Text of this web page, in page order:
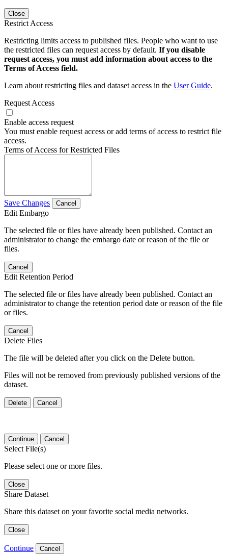
Close
Restrict Access
Restricting limits access to published files. People who want to use
the restricted files can request access by default. If you disable
request access, you must add information about access to the
Terms of Access field.
Learn about restricting files and dataset access in the User Guide.
Request Access
Enable access request
You must enable request access or add terms of access to restrict file
access.
Terms of Access for Restricted Files
Save Changes Cancel
Edit Embargo
The selected file or files have already been published. Contact an
administrator to change the embargo date or reason of the file or
files.
Cancel
Edit Retention Period
The selected file or files have already been published. Contact an
administrator to change the retention period date or reason of the file
or files.
Cancel
Delete Files
The file will be deleted after you click on the Delete button.
Files will not be removed from previously published versions of the
dataset.
Delete Cancel
Continue Cancel
Select File(s)
Please select one or more files.
Close
Share Dataset
Share this dataset on your favorite social media networks.
Close
Continue Cancel